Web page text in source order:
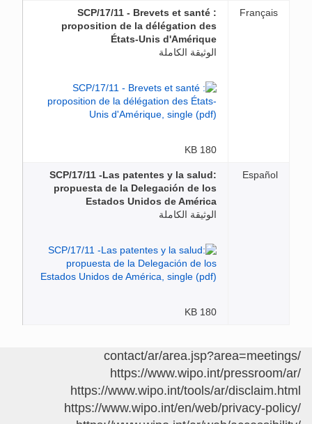
Français
SCP/17/11 - Brevets et santé :
proposition de la délégation des
États-Unis d'Amérique
الوثيقة الكاملة
180 KB
Español
SCP/17/11 -Las patentes y la salud:
propuesta de la Delegación de los
Estados Unidos de América
الوثيقة الكاملة
180 KB
/contact/ar/area.jsp?area=meetings
https://www.wipo.int/pressroom/ar/
https://www.wipo.int/tools/ar/disclaim.html
https://www.wipo.int/en/web/privacy-policy/